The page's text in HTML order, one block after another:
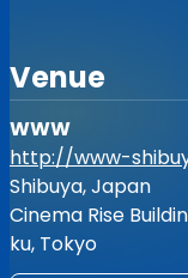
【注意事項】
◆ ◆ ◆ ◆ ◆
5/8を持ちまして「
対処方針」は廃止と
当ライブに関しまし
をお願い致します。
◆ ◆ ◆ ◆ ◆
Venue
WWW
http://www-
Shibuya, Japan
Cinema Rise
ku, Tokyo